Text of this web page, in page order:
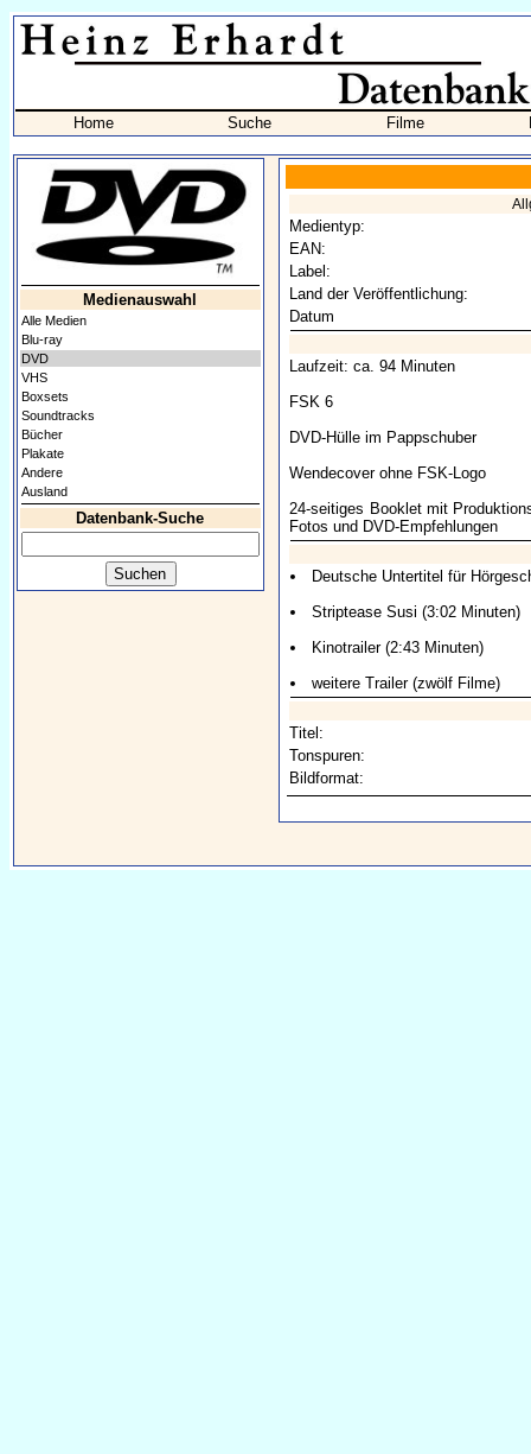
Home Suche Filme
Medienauswahl
Alle Medien
Blu-ray
DVD
VHS
Boxsets
Soundtracks
Bücher
Plakate
Andere
Ausland
Datenbank-Suche
Medientyp:
EAN:
Label:
Land der Veröffentlichung:
Datum
Laufzeit: ca. 94 Minuten
FSK 6
DVD-Hülle im Pappschuber
Wendecover ohne FSK-Logo
24-seitiges Booklet mit
Fotos und DVD-Empfehlungen
Deutsche Untertitel für
Striptease Susi (3:02 Minuten)
Kinotrailer (2:43 Minuten)
weitere Trailer (zwölf Filme)
Titel:
Tonspuren:
Bildformat: